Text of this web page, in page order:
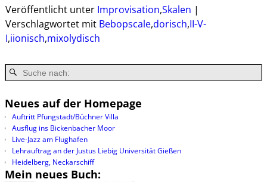
Veröffentlicht unter Improvisation,Skalen |
Verschlagwortet mit Bebopscale,dorisch,II-V-
I,iionisch,mixolydisch
Neues auf der Homepage
Auftritt Pfungstadt/Büchner Villa
Ausflug ins Bickenbacher Moor
Live-Jazz am Flughafen
Lehrauftrag an der Justus Liebig Universität Gießen
Heidelberg, Neckarschiff
Mein neues Buch: